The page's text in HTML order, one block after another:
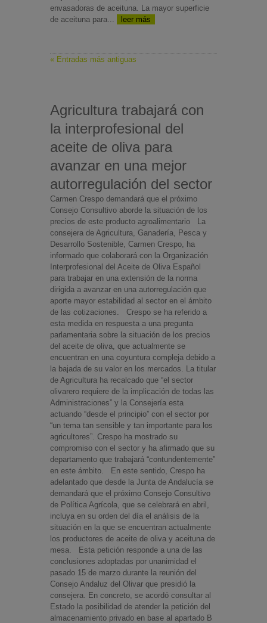
envasadoras de aceituna. La mayor superficie
de aceituna para...
leer más
« Entradas más antiguas
Agricultura trabajará con
la interprofesional del
aceite de oliva para
avanzar en una mejor
autorregulación del sector
Carmen Crespo demandará que el próximo
Consejo Consultivo aborde la situación de los
precios de este producto agroalimentario La
consejera de Agricultura, Ganadería, Pesca y
Desarrollo Sostenible, Carmen Crespo, ha
informado que colaborará con la Organización
Interprofesional del Aceite de Oliva Español
para trabajar en una extensión de la norma
dirigida a avanzar en una autorregulación que
aporte mayor estabilidad al sector en el ámbito
de las cotizaciones. Crespo se ha referido a
esta medida en respuesta a una pregunta
parlamentaria sobre la situación de los precios
del aceite de oliva, que actualmente se
encuentran en una coyuntura compleja debido a
la bajada de su valor en los mercados. La titular
de Agricultura ha recalcado que “el sector
olivarero requiere de la implicación de todas las
Administraciones” y la Consejería esta
actuando “desde el principio” con el sector por
“un tema tan sensible y tan importante para los
agricultores”. Crespo ha mostrado su
compromiso con el sector y ha afirmado que su
departamento que trabajará “contundentemente”
en este ámbito. En este sentido, Crespo ha
adelantado que desde la Junta de Andalucía se
demandará que el próximo Consejo Consultivo
de Política Agrícola, que se celebrará en abril,
incluya en su orden del día el análisis de la
situación en la que se encuentran actualmente
los productores de aceite de oliva y aceituna de
mesa. Esta petición responde a una de las
conclusiones adoptadas por unanimidad el
pasado 15 de marzo durante la reunión del
Consejo Andaluz del Olivar que presidió la
consejera. En concreto, se acordó consultar al
Estado la posibilidad de atender la petición del
almacenamiento privado en base al apartado B